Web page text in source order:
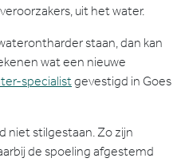
uit het water.
staan, dan kan
wat een nieuwe
specialistgevestigd in Goes
niet stilgestaan. Zo zijn
de spoeling afgestemd